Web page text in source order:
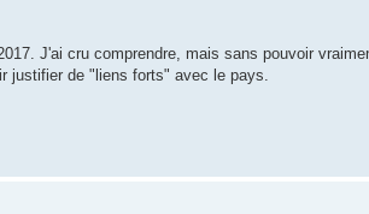
J'ai cru comprendre, mais sans pouvoir
justifier de "liens forts" avec le pays.